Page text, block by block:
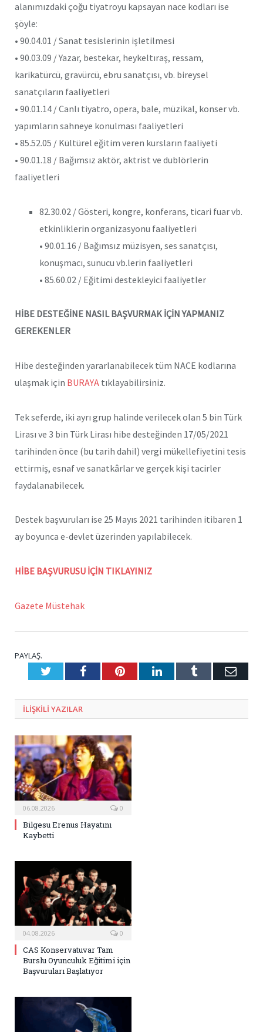
alanımızdaki çoğu tiyatroyu kapsayan nace kodları ise
şöyle:
• 90.04.01 / Sanat tesislerinin işletilmesi
• 90.03.09 / Yazar, bestekar, heykeltıraş, ressam,
karikatürcü, gravürcü, ebru sanatçısı, vb. bireysel
sanatçıların faaliyetleri
• 90.01.14 / Canlı tiyatro, opera, bale, müzikal, konser vb.
yapımların sahneye konulması faaliyetleri
• 85.52.05 / Kültürel eğitim veren kursların faaliyeti
• 90.01.18 / Bağımsız aktör, aktrist ve dublörlerin
faaliyetleri
82.30.02 / Gösteri, kongre, konferans, ticari fuar vb.
etkinliklerin organizasyonu faaliyetleri
• 90.01.16 / Bağımsız müzisyen, ses sanatçısı,
konuşmacı, sunucu vb.lerin faaliyetleri
• 85.60.02 / Eğitimi destekleyici faaliyetler
HİBE DESTEĞİNE NASIL BAŞVURMAK İÇİN YAPMANIZ
GEREKENLER
Hibe desteğinden yararlanabilecek tüm NACE kodlarına
ulaşmak için BURAYA tıklayabilirsiniz.
Tek seferde, iki ayrı grup halinde verilecek olan 5 bin Türk
Lirası ve 3 bin Türk Lirası hibe desteğinden 17/05/2021
tarihinden önce (bu tarih dahil) vergi mükellefiyetini tesis
ettirmiş, esnaf ve sanatkârlar ve gerçek kişi tacirler
faydalanabilecek.
Destek başvuruları ise 25 Mayıs 2021 tarihinden itibaren 1
ay boyunca e-devlet üzerinden yapılabilecek.
HİBE BAŞVURUSU İÇİN TIKLAYINIZ
Gazete Müstehak
PAYLAŞ.
TwitterFacebookPinterestLinkedInTumblr E-
ILIŞKILI YAZILAR
06.08.2026 0
Bilgesu Erenus Hayatını
Kaybetti
04.08.2026 0
CAS Konservatuvar Tam
Burslu Oyunculuk Eğitimi için
Başvuruları Başlatıyor